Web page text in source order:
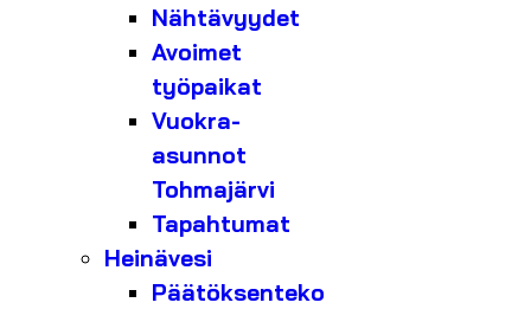
Nähtävyydet
Avoimet
työpaikat
Vuokra-
asunnot
Tohmajärvi
Tapahtumat
Heinävesi
Päätöksenteko